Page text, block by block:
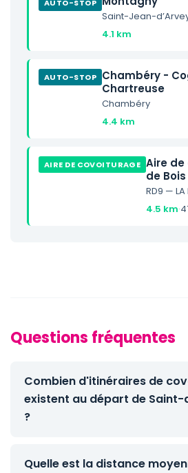
AUTO-STOP
Saint-Jean-
4.1 km
AUTO-STOP Chambéry -
Chartreuse
Chambéry
4.4 km
AIRE DE COVOITURAGE Aire
de
RD9 — LA
4.5 km·
Questions fréquentes
Combien d'itinéraires de
existent au départ de
?
Quelle est la distance